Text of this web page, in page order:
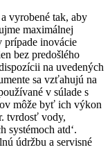
vyrobené tak, aby
maximálnej
inovácie
bez predošlého
na uvedených
sa vzťahujú na
v súlade s
môže byť ich výkon
tvrdosť vody,
systémoch atd‘.
údržbu a servisné